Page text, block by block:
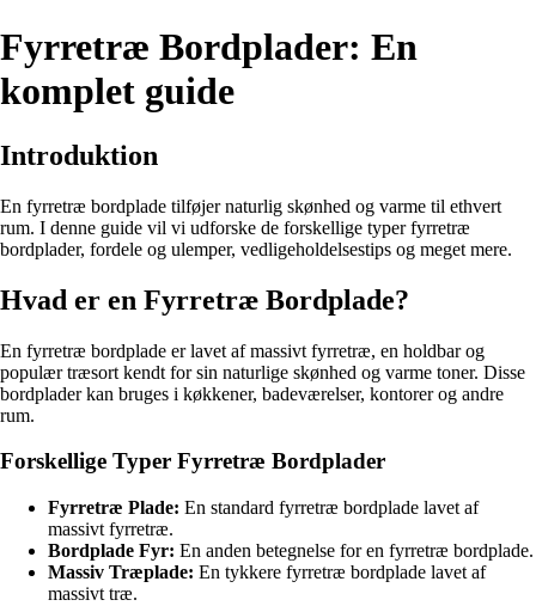
Fyrretræ Bordplader: En
komplet guide
Introduktion
En fyrretræ bordplade tilføjer naturlig skønhed og varme til ethvert
rum. I denne guide vil vi udforske de forskellige typer fyrretræ
bordplader, fordele og ulemper, vedligeholdelsestips og meget mere.
Hvad er en Fyrretræ Bordplade?
En fyrretræ bordplade er lavet af massivt fyrretræ, en holdbar og
populær træsort kendt for sin naturlige skønhed og varme toner. Disse
bordplader kan bruges i køkkener, badeværelser, kontorer og andre
rum.
Forskellige Typer Fyrretræ Bordplader
Fyrretræ Plade: En standard fyrretræ bordplade lavet af
massivt fyrretræ.
Bordplade Fyr: En anden betegnelse for en fyrretræ bordplade.
Massiv Træplade: En tykkere fyrretræ bordplade lavet af
massivt træ.